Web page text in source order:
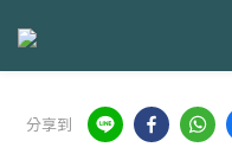
分享到